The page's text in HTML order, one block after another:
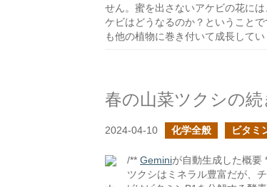
せん。蜜を出さないアケビの花に
ケビはどうなるのか？ということ
も他の植物に巻き付いて成長して
春の山菜ツクシの続
2024-04-10 化学全般 ビタミ
/** Geminiが自動生成した概要
ツクシはミネラル豊富だが、